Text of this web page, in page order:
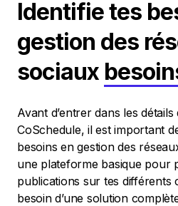
Identifie tes
gestion des
sociaux
Avant d’entrer dans les
CoSchedule, il est important
besoins en gestion des
une plateforme basique pour
publications sur tes différents
besoin d’une solution